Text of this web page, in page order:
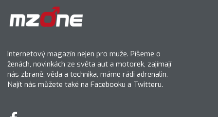
Internetový magazín nejen pro muže. Píšeme o
ženách, novinkách ze světa aut a motorek, zajímají
nás zbraně, věda a technika, máme rádi adrenalin.
Najít nás můžete také na Facebooku a Twitteru.